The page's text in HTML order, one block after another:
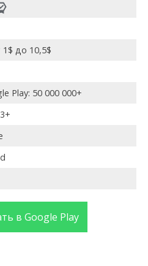
до 10,5$
Play: 50 000 000+
в Google Play